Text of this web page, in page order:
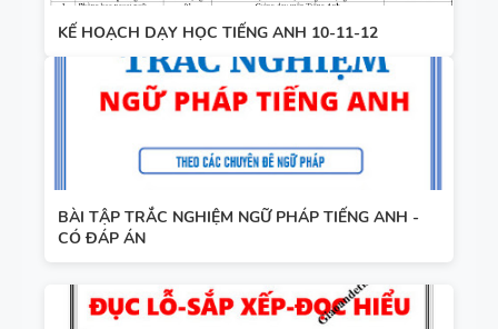
KẾ HOẠCH DẠY HỌC TIẾNG ANH 10-11-12
BÀI TẬP TRẮC NGHIỆM NGỮ PHÁP TIẾNG ANH -
CÓ ĐÁP ÁN